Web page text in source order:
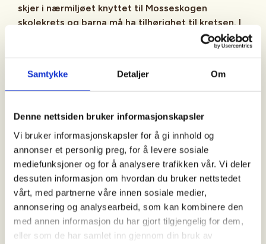
Samtykke Detaljer Om
Denne nettsiden bruker informasjonskapsler
Vi bruker informasjonskapsler for å gi innhold og
annonser et personlig preg, for å levere sosiale
mediefunksjoner og for å analysere trafikken vår. Vi deler
dessuten informasjon om hvordan du bruker nettstedet
vårt, med partnerne våre innen sosiale medier,
annonsering og analysearbeid, som kan kombinere den
med annen informasjon du har gjort tilgjengelig for dem,
eller som de har samlet inn gjennom din bruk av
skjer i nærmiljøet knyttet til Mosseskogen
skolekrets og barna må ha tilhørighet til kretsen. I
tillegg kan det bli andre fellesarrangementer
sammen med andre Turboklubber og DNT Barnas
Eksempel på aktiviteter i Turboklubben kan være
bål, spikking, tur, refleksløype, kartlek, felles
matlaging - og ikke minst fri lek for barn i naturen.
Dette blir et godt pusterom for familiene og en
måte å sikre at man kommer seg litt ut i naturen i
løpet av uka. De frivillige Turbolederne planlegger
for én sesongperiode av gangen.
I Turboklubben er barna påmeldt for én sesong av